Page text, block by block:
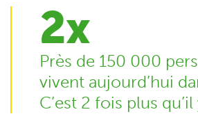
2x
Près de 150 000
vivent aujourd’hui
C’est 2 fois plus qu’il